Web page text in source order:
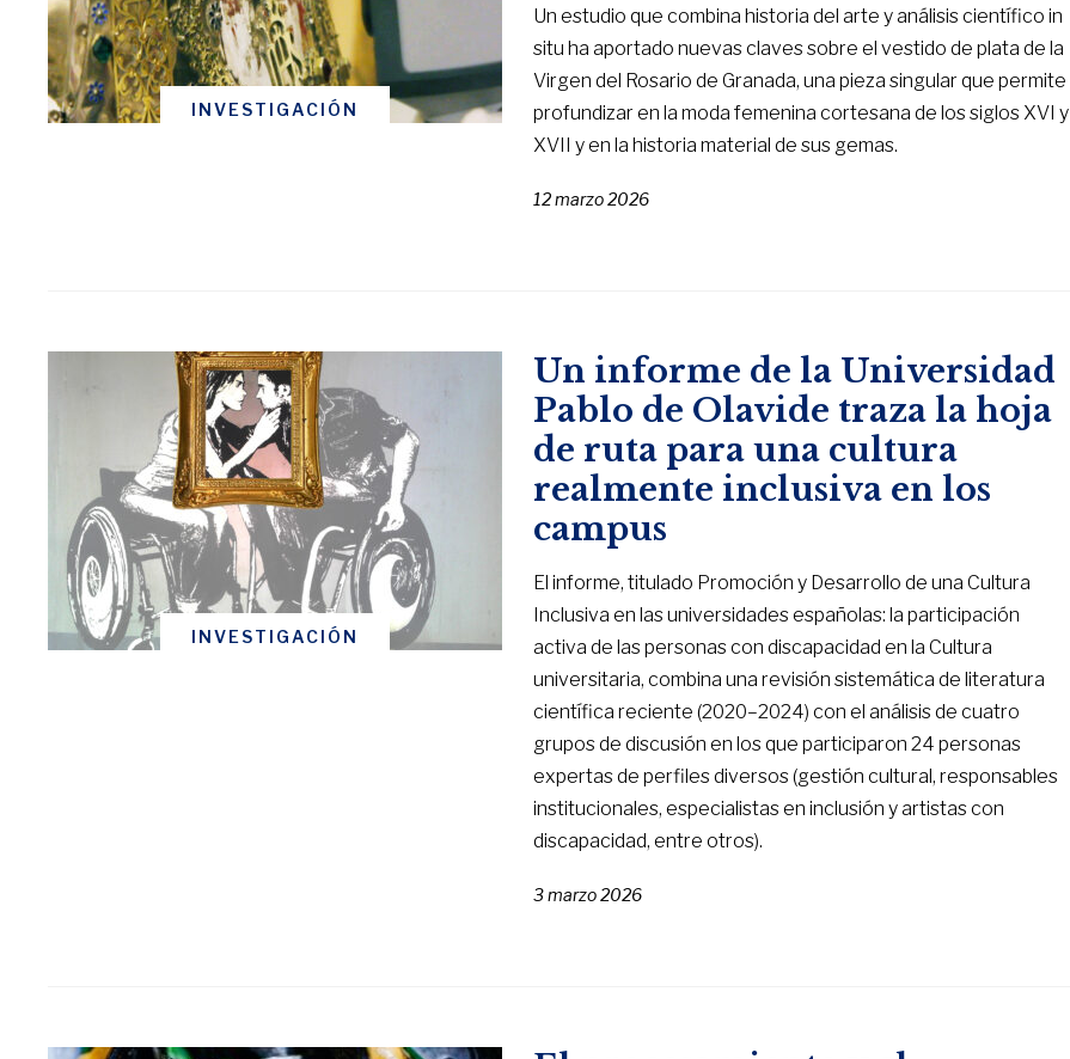
INVESTIGACIÓN
Un estudio que combina historia del arte y análisis científico in
situ ha aportado nuevas claves sobre el vestido de plata de la
Virgen del Rosario de Granada, una pieza singular que permite
profundizar en la moda femenina cortesana de los siglos XVI y
XVII y en la historia material de sus gemas.
12 marzo 2026
INVESTIGACIÓN
Un informe de la Universidad
Pablo de Olavide traza la hoja
de ruta para una cultura
realmente inclusiva en los
campus
El informe, titulado Promoción y Desarrollo de una Cultura
Inclusiva en las universidades españolas: la participación
activa de las personas con discapacidad en la Cultura
universitaria, combina una revisión sistemática de literatura
científica reciente (2020–2024) con el análisis de cuatro
grupos de discusión en los que participaron 24 personas
expertas de perfiles diversos (gestión cultural, responsables
institucionales, especialistas en inclusión y artistas con
discapacidad, entre otros).
3 marzo 2026